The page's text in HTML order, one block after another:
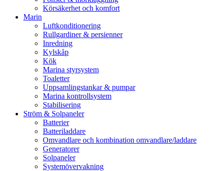
Körsäkerhet och komfort
Marin
Luftkonditionering
Rullgardiner & persienner
Inredning
Kylskåp
Kök
Marina styrsystem
Toaletter
Uppsamlingstankar & pumpar
Marina kontrollsystem
Stabilisering
Ström & Solpaneler
Batterier
Batteriladdare
Omvandlare och kombination omvandlare/laddare
Generatorer
Solpaneler
Systemövervakning